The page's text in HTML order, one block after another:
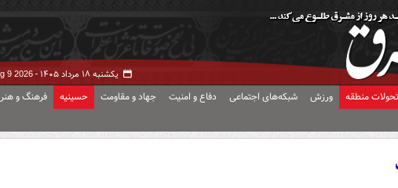
یکشنبه ۱۸ مرداد ۱۴۰۵ - 9 2026
تحولات منطقه ورزش شبکه‌های اجتماعی دفاع و امنیت جهاد و مقاومت حسینیه فرهنگ و هنر